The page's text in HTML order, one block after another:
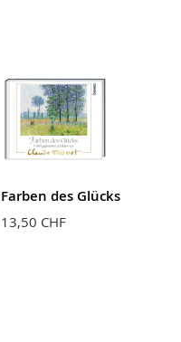
Farben des Glücks
13,50 CHF